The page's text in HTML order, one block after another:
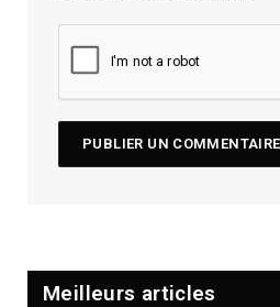
Meilleurs articles